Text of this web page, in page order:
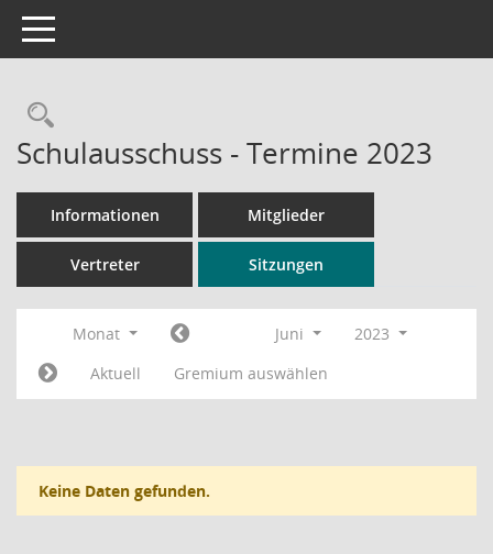
Toggle navigation
Rechercheauswahl
Schulausschuss - Termine 2023
Informationen Mitglieder
Vertreter Sitzungen
Monat Juni
2023
Aktuell
Gremium auswählen
Keine Daten gefunden.